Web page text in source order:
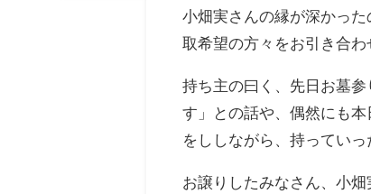
小畑実さんの縁が深かっ
取希望の方々をお引き合わ
持ち主の曰く、先日お墓
す」との話や、偶然にも
をししながら、持ってい
お譲りしたみなさん、小